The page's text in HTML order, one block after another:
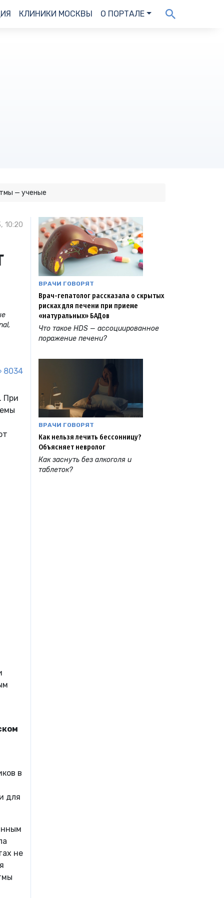
КЛИНИКИ МОСКВЫ О ПОРТАЛЕ
— ученые
10:20
8034
При
в
для
не
ВРАЧИ ГОВОРЯТ
Врач-гепатолог рассказала о скрытых
рисках для печени при приеме
«натуральных» БАДов
Что такое HDS — ассоциированное
поражение печени?
ВРАЧИ ГОВОРЯТ
Как нельзя лечить бессонницу?
Объясняет невролог
Как заснуть без алкоголя и
таблеток?